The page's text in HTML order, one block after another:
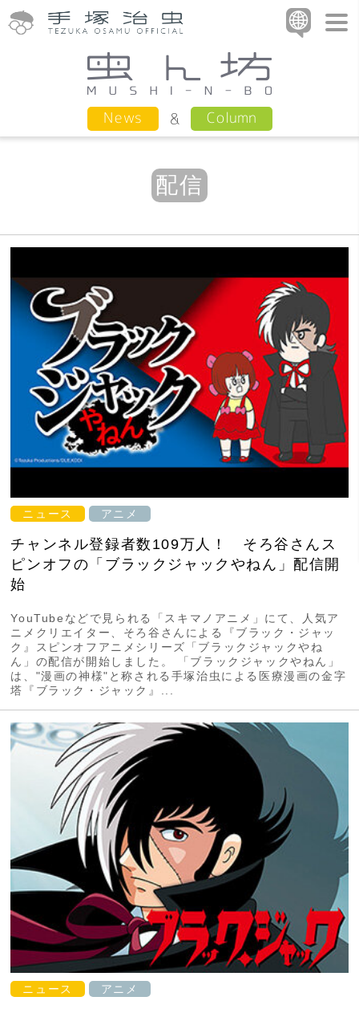
News Column
配信
ニュース アニメ
チャンネル登録者数109万人！ そろ谷さんス
ピンオフの「ブラックジャックやねん」配信開
始
YouTubeなどで見られる「スキマノアニメ」にて、人気ア
ニメクリエイター、そろ谷さんによる『ブラック・ジャッ
ク』スピンオフアニメシリーズ「ブラックジャックやね
ん」の配信が開始しました。 「ブラックジャックやねん」
は、"漫画の神様"と称される手塚治虫による医療漫画の金字
塔『ブラック・ジャック』...
ニュース アニメ